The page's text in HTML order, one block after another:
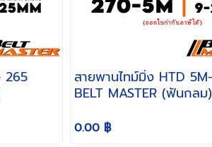
สายพานไทม์มิ่ง HTD 5M- 270
BELT MASTER (ฟันกลม)
0.00 ฿